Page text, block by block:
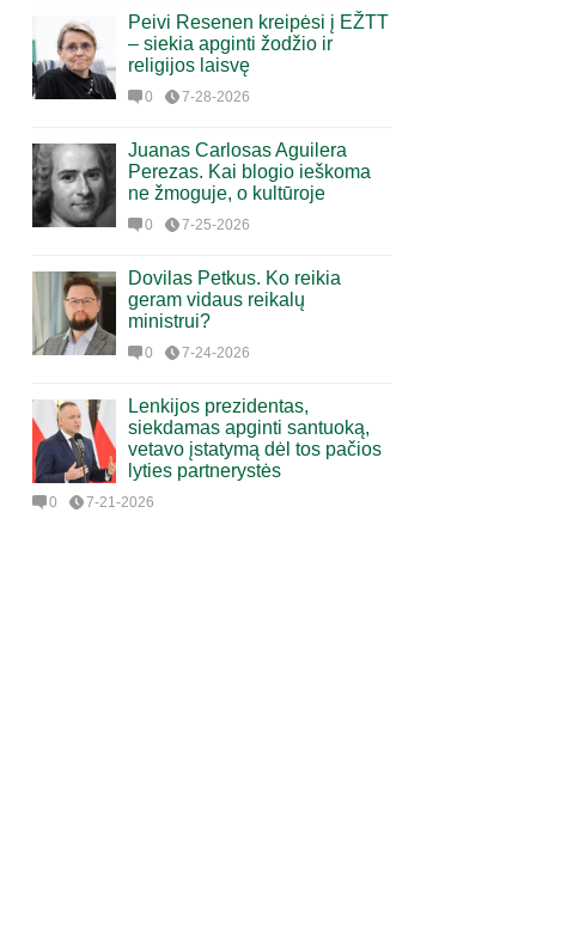
Peivi Resenen kreipėsi į EŽTT
– siekia apginti žodžio ir
religijos laisvę
0 7-28-2026
Juanas Carlosas Aguilera
Perezas. Kai blogio ieškoma
ne žmoguje, o kultūroje
0 7-25-2026
Dovilas Petkus. Ko reikia
geram vidaus reikalų
ministrui?
0 7-24-2026
Lenkijos prezidentas,
siekdamas apginti santuoką,
vetavo įstatymą dėl tos pačios
lyties partnerystės
0 7-21-2026